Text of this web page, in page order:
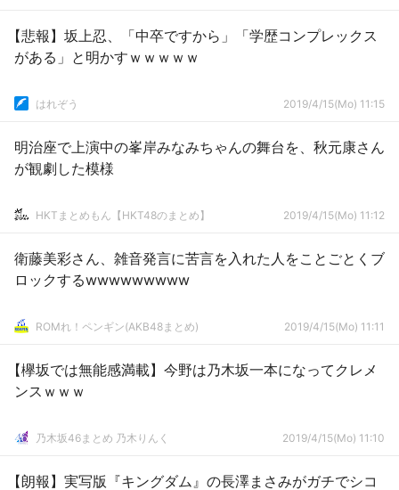
【悲報】坂上忍、「中卒ですから」「学歴コンプレックス
がある」と明かすｗｗｗｗｗ
はれぞう 2019/4/15(Mo) 11:15
明治座で上演中の峯岸みなみちゃんの舞台を、秋元康さん
が観劇した模様
HKTまとめもん【HKT48のまとめ】 2019/4/15(Mo) 11:12
衛藤美彩さん、雑音発言に苦言を入れた人をことごとくブ
ロックするwwwwwwwww
ROMれ！ペンギン(AKB48まとめ) 2019/4/15(Mo) 11:11
【欅坂では無能感満載】今野は乃木坂一本になってクレメ
ンスｗｗｗ
乃木坂46まとめ 乃木りんく 2019/4/15(Mo) 11:10
【朗報】実写版『キングダム』の長澤まさみがガチでシコ